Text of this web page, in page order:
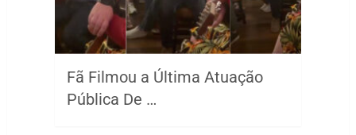
Fã Filmou a Última Atuação
Pública De …